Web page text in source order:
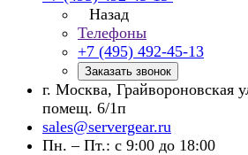
Назад
Телефоны
+7 (495) 492-45-13
Заказать звонок
г. Москва, Грайвороновская
помещ. 6/1п
sales@servergear.ru
Пн. – Пт.: с 9:00 до 18:00